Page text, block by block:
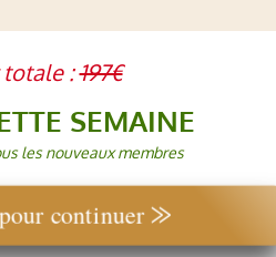
totale :197€
SEMAINE
les nouveaux membres
continuer ⨠